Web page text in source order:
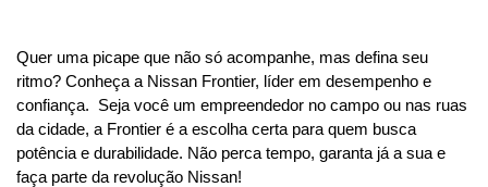
Quer uma picape que não só acompanhe, mas defina seu
ritmo? Conheça a Nissan Frontier, líder em desempenho e
confiança.  Seja você um empreendedor no campo ou nas ruas
da cidade, a Frontier é a escolha certa para quem busca
potência e durabilidade. Não perca tempo, garanta já a sua e
faça parte da revolução Nissan!